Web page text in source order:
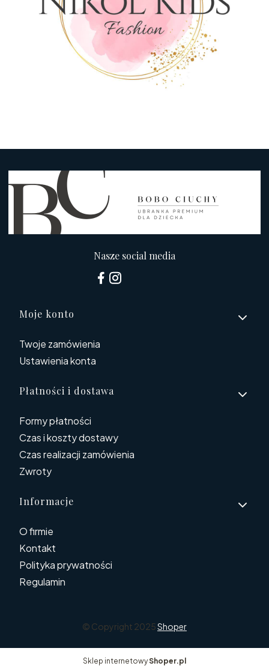
Nasze social media
Linki w stopce
Moje konto
Twoje zamówienia
Ustawienia konta
Płatności i dostawa
Formy płatności
Czas i koszty dostawy
Czas realizacji zamówienia
Zwroty
Informacje
O firmie
Kontakt
Polityka prywatności
Regulamin
© Copyright 2025Shoper
Sklep internetowyShoper.pl